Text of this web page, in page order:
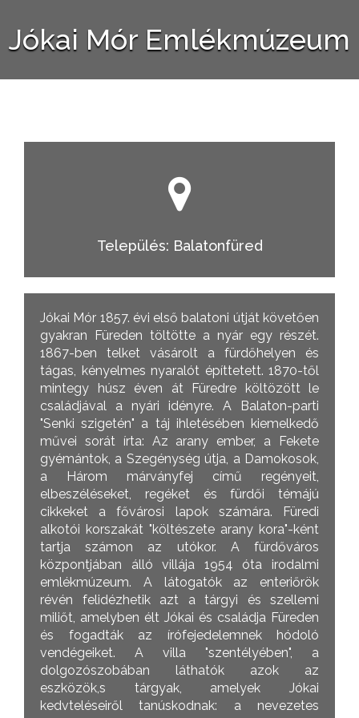
Jókai Mór Emlékmúzeum
Település: Balatonfüred
Jókai Mór 1857. évi első balatoni útját követően
gyakran Füreden töltötte a nyár egy részét.
1867-ben telket vásárolt a fürdőhelyen és
tágas, kényelmes nyaralót építtetett. 1870-től
mintegy húsz éven át Füredre költözött le
családjával a nyári idényre. A Balaton-parti
"Senki szigetén" a táj ihletésében kiemelkedő
művei sorát írta: Az arany ember, a Fekete
gyémántok, a Szegénység útja, a Damokosok,
a Három márványfej című regényeit,
elbeszéléseket, regéket és fürdői témájú
cikkeket a fővárosi lapok számára. Füredi
alkotói korszakát "költészete arany kora"-ként
tartja számon az utókor. A fürdőváros
központjában álló villája 1954 óta irodalmi
emlékmúzeum. A látogatók az enteriőrök
révén felidézhetik azt a tárgyi és szellemi
miliőt, amelyben élt Jókai és családja Füreden
és fogadták az írófejedelemnek hódoló
vendégeiket. A villa "szentélyében", a
dolgozószobában láthatók azok az
eszközök,s tárgyak, amelyek Jókai
kedvteléseiről tanúskodnak: a nevezetes